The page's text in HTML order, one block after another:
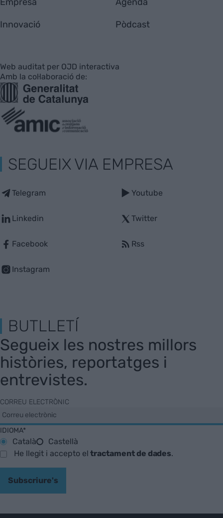
Innovació Pòdcast
Web auditat per OJD interactiva
Amb la col·laboració de:
SEGUEIX VIA EMPRESA
Telegram
Linkedin
Facebook
Instagram
Youtube
Twitter
Rss
BUTLLETÍ
Segueix les nostres millors
històries, reportatges i
entrevistes.
CORREU ELECTRÒNIC
IDIOMA*
Català
Castellà
He llegit i accepto eltractament de dades.
Subscriure's